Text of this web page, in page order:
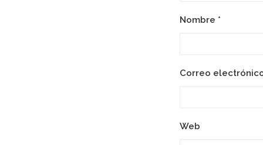
Nombre *
Correo
Web